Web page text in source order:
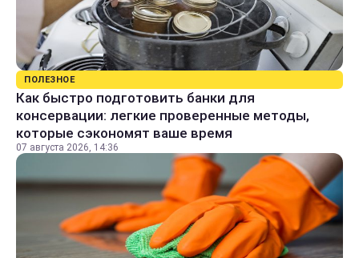
ПОЛЕЗНОЕ
Как быстро подготовить банки для
консервации: легкие проверенные методы,
которые сэкономят ваше время
07 августа 2026, 14:36